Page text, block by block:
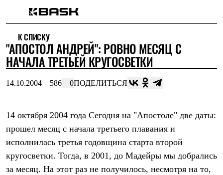
Интернет-магазин
Мужская одежда
Утепленная пухом
Куртки
Жилеты
Куртки
Штормовая одежда
Куртки
Софтшелл одежда
Куртки
К СПИСКУ
"АПОСТОЛ АНДРЕЙ": РОВНО МЕСЯЦ С
НАЧАЛА ТРЕТЬЕЙ КРУГОСВЕТКИ
14.10.2004 586 0ПОДЕЛИТЬСЯ
14 октября 2004 года Сегодня на "Апостоле" две даты:
прошел месяц с начала третьего плавания и
исполнилась третья годовщина старта второй
кругосветки. Тогда, в 2001, до Мадейры мы добрались
за месяц. На этот раз не получилось, несмотря на то,